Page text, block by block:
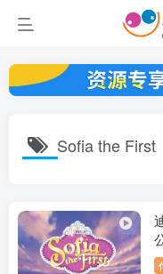
Sofia the First